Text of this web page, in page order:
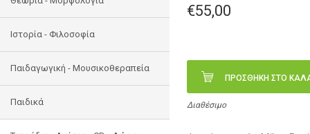
Ιστορία - Φιλοσοφία
Παιδαγωγική - Μουσικοθεραπεία
Παιδικά
€55,00
ΠΡΟΣΘΗΚΗ ΣΤΟ
Διαθέσιμο